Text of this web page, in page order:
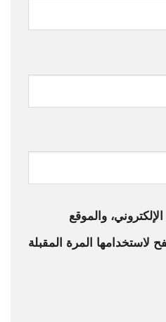
والموقع
لاستخدامها المرة المقبلة